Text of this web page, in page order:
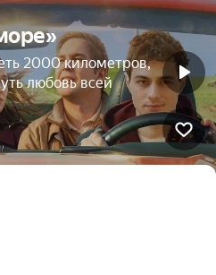
2000 километров,
любовь всей